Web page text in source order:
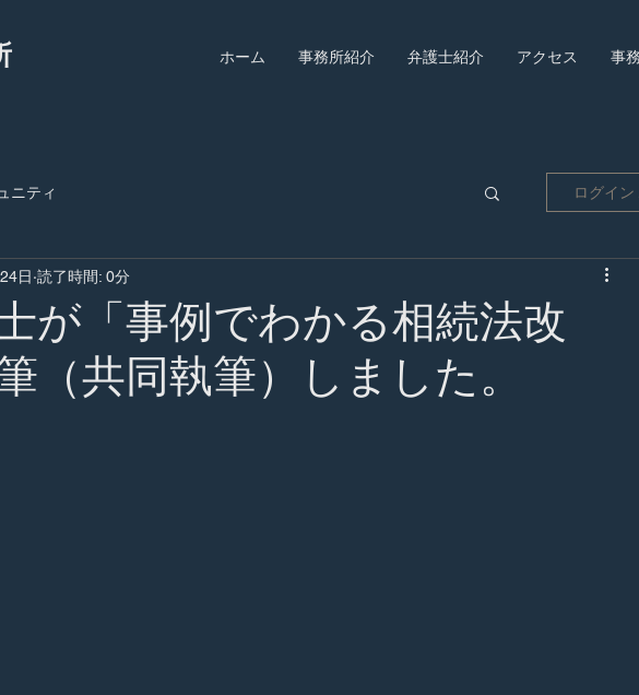
ホーム 事務所紹介 弁護士紹介 アクセス 事
ニティ ログイ
が「事例でわかる相続法改
（共同執筆）しました。
日 読了時間: 0分